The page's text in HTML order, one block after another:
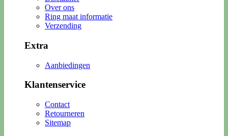
Over ons
Ring maat informatie
Verzending
Extra
Aanbiedingen
Klantenservice
Contact
Retourneren
Sitemap